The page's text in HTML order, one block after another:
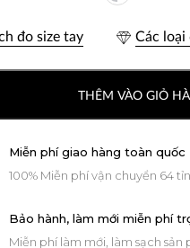
đo size tay Các loại
THÊM VÀO GIỎ
Miễn phí giao hàng toàn quốc
100% Miễn phí vận chuyển 64
Bảo hành, làm mới miễn phí
Miễn phí làm mới, làm sạch sản